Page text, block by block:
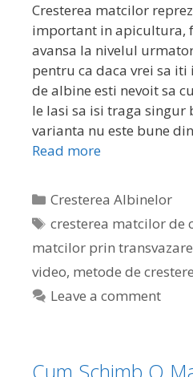
Cresterea matcilor
important in apicultura,
avansa la nivelul
pentru ca daca vrei sa
de albine esti nevoit sa
le lasi sa isi traga singur
varianta nu este bune
Read more
Cresterea Albinelor
cresterea matcilor de
matcilor prin transvazare
video, metode de
Leave a comment
Cum Schimb O